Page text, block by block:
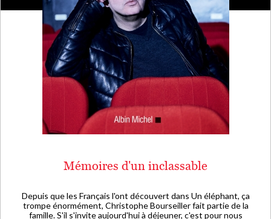
Mémoires d'un inclassable
Depuis que les Français l'ont découvert dans Un éléphant, ça
trompe énormément, Christophe Bourseiller fait partie de la
famille. S'il s'invite aujourd'hui à déjeuner, c'est pour nous